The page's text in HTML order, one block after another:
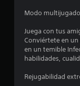
Modo
Juega con tus
Conviértete en un
en un temible
habilidades,
Rejugabilidad